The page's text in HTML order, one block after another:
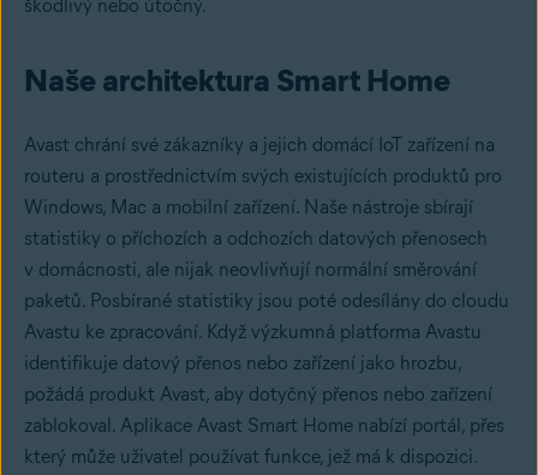
škodlivý nebo útočný.
Naše architektura Smart Home
Avast chrání své zákazníky a jejich domácí IoT zařízení na
routeru a prostřednictvím svých existujících produktů pro
Windows, Mac a mobilní zařízení. Naše nástroje sbírají
statistiky o příchozích a odchozích datových přenosech
v domácnosti, ale nijak neovlivňují normální směrování
paketů. Posbírané statistiky jsou poté odesílány do cloudu
Avastu ke zpracování. Když výzkumná platforma Avastu
identifikuje datový přenos nebo zařízení jako hrozbu,
požádá produkt Avast, aby dotyčný přenos nebo zařízení
zablokoval. Aplikace Avast Smart Home nabízí portál, přes
který může uživatel používat funkce, jež má k dispozici.